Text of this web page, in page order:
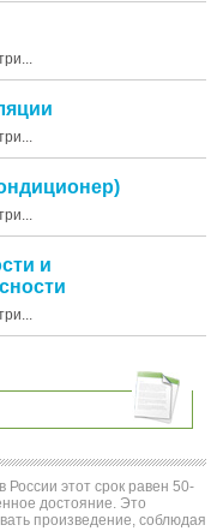
и
России этот срок равен 50-
достояние. Это
произведение, соблюдая